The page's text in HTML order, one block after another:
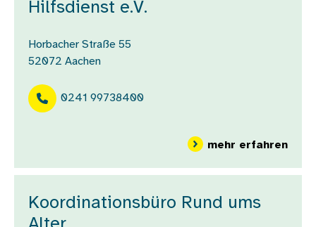
Hilfsdienst e.V.
Horbacher Straße 55
52072 Aachen
0241 99738400
mehr erfahrenüber
Koordinationsbüro Rund ums